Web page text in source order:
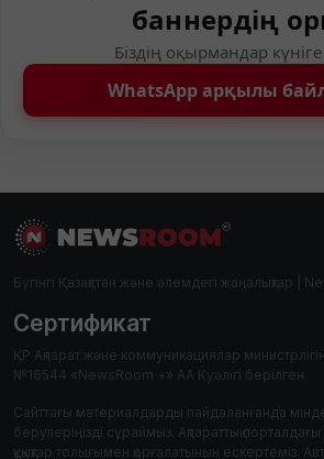
баннердің
Біздің оқырмандар күніге
WhatsApp арқылы
Бүгінгі Қазақстан және әлемдегі жаңалықтар |
Сертификат
ҚР Ақпарат және коммуникациялар
№16544 «NewsRoom +» АА Куәлігі берілген.
Сайттағы материалдарды пайдаланғанда
берулеріңізді сұраймыз. Ақпараттық
құқықтар толығымен қорғалатынын ескертеміз.